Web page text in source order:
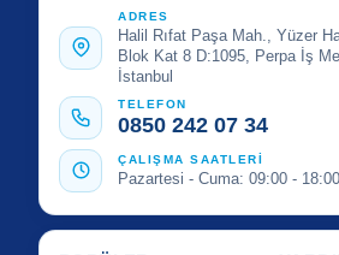
ADRES
Halil Rıfat Paşa Mah., Yüzer
Blok Kat 8 D:1095, Perpa İş
İstanbul
TELEFON
0850 242 07 34
ÇALIŞMA SAATLERİ
Pazartesi - Cuma: 09:00 - 18:00